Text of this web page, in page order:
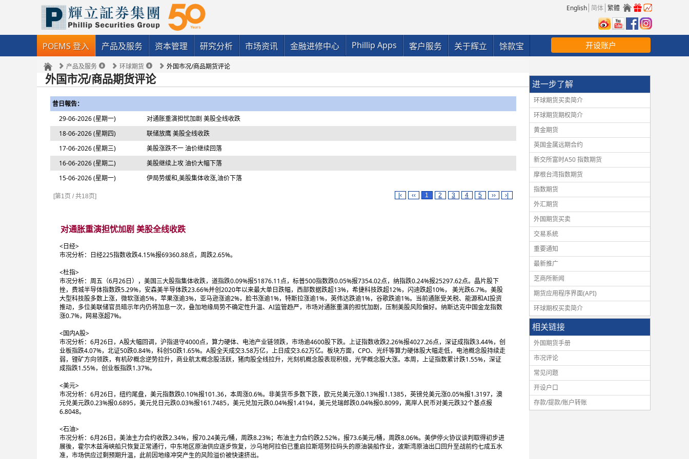
English 简体 繁體
POEMS 登入 产品及服务 资本管理 研究分析 市场资讯 金融进修中心 Phillip Apps 客户服务 关于辉立 馀款宝 开设账户
产品及服务 环球期货 外国市况/商品期货评论
外国市况/商品期货评论
昔日報告：
29-06-2026 (星期一)
对通胀重演担忧加剧 美股全线收跌
18-06-2026 (星期四)
联储放鹰 美股全线收跌
17-06-2026 (星期三)
美股涨跌不一 油价继续回落
16-06-2026 (星期二)
美股继续上攻 油价大幅下落
15-06-2026 (星期一)
伊局势缓和,美股集体收涨,油价下落
[第1页 / 共18页] |‹ ‹‹ 1 2 3 4 5 ›› ›|
对通胀重演担忧加剧 美股全线收跌
<日经>
市况分析：日经225指数收跌4.15%报69360.88点，周跌2.65%。
<杜指>
市况分析：周五（6月26日），美国三大股指集体收跌，道指跌0.09%报51876.11点，标普500指数跌0.05%报7354.02点，纳指跌0.24%报25297.62点。晶片股下
挫，费城半导体指数跌5.29%，安森美半导体跌23.66%并创2020年以来最大单日跌幅，西部数据跌超13%，希捷科技跌超12%，闪迪跌超10%， 美光跌6.7%。美股
大型科技股多数上涨，微软涨逾5%，苹果涨逾3%，亚马逊涨逾2%，脸书涨逾1%，特斯拉涨逾1%，英伟达跌逾1%，谷歌跌逾1%。当前通胀受关税、能源和AI投资
推动，多位美联储官员暗示年内仍将加息一次，叠加地缘局势不确定性升温、AI监管趋严，市场对通胀重演的担忧加剧，压制美股风险偏好。纳斯达克中国金龙指数
涨0.7%，网易涨超7%。
<国内A股>
市况分析：6月26日，A股大幅回调，沪指退守4000点，算力硬体、电池产业链领跌，市场逾4600股下跌。上证指数收跌2.26%报4027.26点，深证成指跌3.44%，创
业板指跌4.07%，北证50跌0.84%，科创50跌1.65%。A股全天成交3.58万亿，上日成交3.62万亿。板块方面，CPO、光纤等算力硬体股大幅走低，电池概念股持续走
弱，锂矿方向领跌，有机矽概念逆势拉升，商业航太概念股活跃，猪肉股全线拉升，光刻机概念股表现积极，光学概念股大涨。本周，上证指数累计跌1.55%，深证
成指跌1.55%，创业板指跌1.37%。
<美元>
市况分析：6月26日，纽约尾盘，美元指数跌0.10%报101.36，本周涨0.6%。非美货币多数下跌，欧元兑美元涨0.13%报1.1385，英镑兑美元涨0.05%报1.3197，澳
元兑美元跌0.23%报0.6895，美元兑日元跌0.03%报161.7485，美元兑加元跌0.04%报1.4194，美元兑瑞郎跌0.04%报0.8099，离岸人民币对美元跌32个基点报
6.8048。
<石油>
市况分析：6月26日，美油主力合约收跌2.34%，报70.24美元/桶，周跌8.23%；布油主力合约跌2.52%，报73.6美元/桶，周跌8.06%。美伊停火协议谈判取得初步进
展後，霍尔木兹海峡船只恢复正常通行，中东地区原油供应逐步恢复，沙乌地阿拉伯已重启拉斯塔努拉码头的原油装船作业，波斯湾原油出口回升至战前约七成五水
准，市场供应过剩预期升温，此前因地缘冲突产生的风险溢价被快速挤出。
进一步了解
环球期货买卖简介
环球期货期权简介
黄金期货
英国金属远期合约
新交所富时A50 指数期货
摩根台湾指数期货
指数期货
外汇期货
外国期货买卖
交易系統
重要通知
最新推广
芝商所新闻
期货应用程序界面(API)
环球期权买卖简介
相关链接
外国期货手册
市况评论
常见问题
开设户口
存款/提款/账户转账